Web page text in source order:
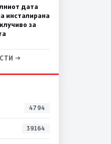
дата
инсталирана
за
→
4794
39164